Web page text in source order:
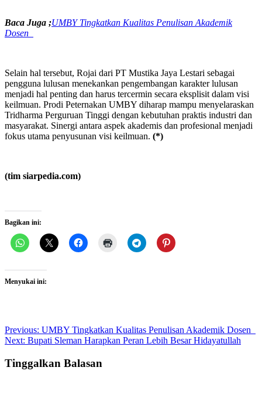
Baca Juga ;UMBY Tingkatkan Kualitas Penulisan Akademik
Dosen
Selain hal tersebut, Rojai dari PT Mustika Jaya Lestari sebagai
pengguna lulusan menekankan pengembangan karakter lulusan
menjadi hal penting dan harus tercermin secara eksplisit dalam visi
keilmuan. Prodi Peternakan UMBY diharap mampu menyelaraskan
Tridharma Perguruan Tinggi dengan kebutuhan praktis industri dan
masyarakat. Sinergi antara aspek akademis dan profesional menjadi
fokus utama penyusunan visi keilmuan. (*)
(tim siarpedia.com)
Bagikan ini:
Menyukai ini:
Post
navigation
Previous: UMBY Tingkatkan Kualitas Penulisan Akademik Dosen
Next: Bupati Sleman Harapkan Peran Lebih Besar Hidayatullah
Tinggalkan Balasan